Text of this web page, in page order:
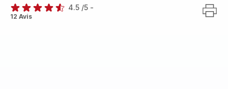
ratings.4.5
4.5 /5 -
12 Avis